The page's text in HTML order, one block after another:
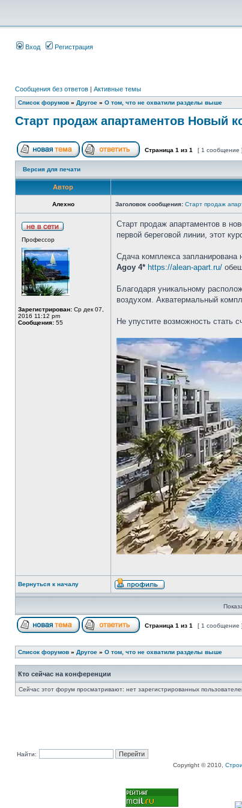
Вход Регистрация
Сообщения без ответов | Активные темы
Список форумов » Другое » О том, что не охватили разделы выше
Старт продаж апартаментов Новый
Страница 1 из 1 [ 1 сообщение ]
Версия для печати
Автор
Алехно Заголовок сообщения: Старт продаж
Профессор
Зарегистрирован: Ср дек 07,
2016 11:12 pm
Сообщения: 55
Старт продаж апартаментов в
первой береговой линии, этот
Сдача комплекса запланирована
Agoy 4* https://alean-apart.ru/
Благодаря уникальному
воздухом. Акватермальный
Не упустите возможность стать
Вернуться к началу
Страница 1 из 1 [ 1 сообщение ]
Список форумов » Другое » О том, что не охватили разделы выше
Кто сейчас на конференции
Сейчас этот форум просматривают: нет зарегистрированных
Найти:
Copyright © 2010,